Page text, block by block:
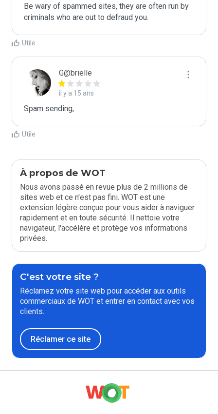
Be wary of spammed sites, they are often run by
criminals who are out to defraud you.
Utile
G@brielle
il y a 15 ans
Spam sending,
Utile
À propos de WOT
Nous avons passé en revue plus de 2 millions de
sites web et ce n'est pas fini. WOT est une
extension légère conçue pour vous aider à naviguer
rapidement et en toute sécurité. Il nettoie votre
navigateur, l'accélère et protège vos informations
privées.
C'est votre site ?
Réclamez votre site web pour accéder aux outils
commerciaux de WOT et entrer en contact avec vos
clients.
Réclamer ce site